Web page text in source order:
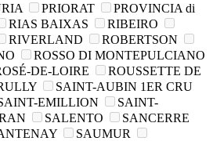
PRIORAT
PROVINCIA di
RIAS BAIXAS
RIBEIRO
RIVERLAND
ROBERTSON
ROSSO DI MONTEPULCIANO
DE-LOIRE
ROUSSETTE DE
SAINT-AUBIN 1ER CRU
EMILLION
SAINT-
SALENTO
SANCERRE
SAUMUR